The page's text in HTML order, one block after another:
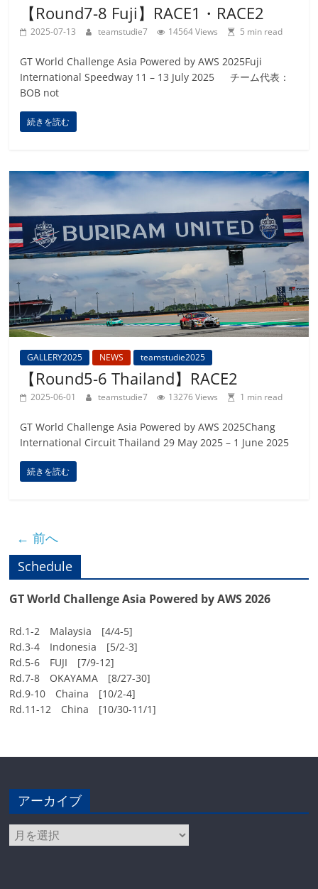
【Round7-8 Fuji】RACE1・RACE2
2025-07-13 teamstudie7 14564 Views 5 min read
GT World Challenge Asia Powered by AWS 2025Fuji
International Speedway 11 – 13 July 2025 チーム代表：
BOB not
続きを読む
GALLERY2025 NEWS teamstudie2025
【Round5-6 Thailand】RACE2
2025-06-01 teamstudie7 13276 Views 1 min read
GT World Challenge Asia Powered by AWS 2025Chang
International Circuit Thailand 29 May 2025 – 1 June 2025
続きを読む
← 前へ
Schedule
GT World Challenge Asia Powered by AWS 2026
Rd.1-2 Malaysia [4/4-5]
Rd.3-4 Indonesia [5/2-3]
Rd.5-6 FUJI [7/9-12]
Rd.7-8 OKAYAMA [8/27-30]
Rd.9-10 Chaina [10/2-4]
Rd.11-12 China [10/30-11/1]
アーカイブ
ア
ー